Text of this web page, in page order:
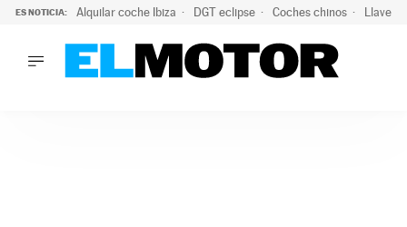
ES NOTICIA: Alquilar coche Ibiza DGT eclipse Coches chinos Llaves